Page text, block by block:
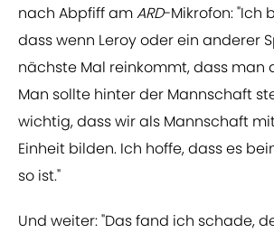
nach Abpfiff amARD-Mikrofon: "Ich
dass wenn Leroy oder ein anderer
nächste Mal reinkommt, dass man
Man sollte hinter der Mannschaft
wichtig, dass wir als Mannschaft
Einheit bilden. Ich hoffe, dass es
so ist."
Und weiter: "Das fand ich schade,